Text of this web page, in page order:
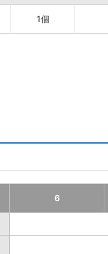
1個
6